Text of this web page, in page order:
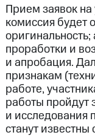
Прием заявок
комиссия будет
проработки и
и апробация.
признакам
работе,
работы пройдут
и исследования
станут известны